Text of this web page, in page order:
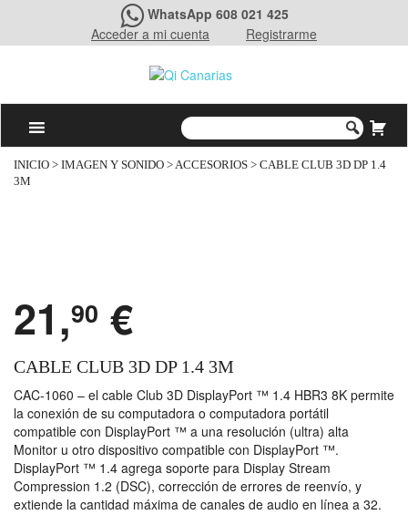
WhatsApp 608 021 425
Acceder a mi cuenta
Registrarme
INICIO > IMAGEN Y SONIDO >ACCESORIOS > CABLE CLUB 3D DP 1.4
3M
21,90 €
CABLE CLUB 3D DP 1.4 3M
CAC-1060 – el cable Club 3D DisplayPort ™ 1.4 HBR3 8K permite
la conexión de su computadora o computadora portátil
compatible con DisplayPort ™ a una resolución (ultra) alta
Monitor u otro dispositivo compatible con DisplayPort ™.
DisplayPort ™ 1.4 agrega soporte para Display Stream
Compression 1.2 (DSC), corrección de errores de reenvío, y
extiende la cantidad máxima de canales de audio en línea a 32.